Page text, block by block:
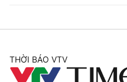
THỜI BÁO VTV